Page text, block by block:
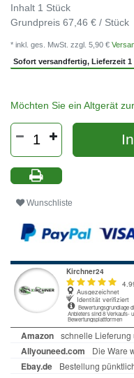
Inhalt 1 Stück
Grundpreis 67,46 € / Stück
* inkl. ges. MwSt. zzgl. 5,90 €
Sofort versandfertig, Lieferzeit 1
Möchten Sie ein Altgerät
Wunschliste